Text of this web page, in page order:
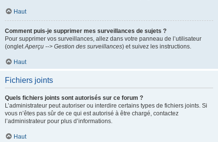
Haut
Comment puis-je supprimer mes surveillances de sujets ?
Pour supprimer vos surveillances, allez dans votre panneau de l’utilisateur
(ongletAperçu --> Gestion des surveillances) et suivez les instructions.
Haut
Fichiers joints
Quels fichiers joints sont autorisés sur ce forum ?
L’administrateur peut autoriser ou interdire certains types de fichiers joints. Si
vous n’êtes pas sûr de ce qui est autorisé à être chargé, contactez
l’administrateur pour plus d’informations.
Haut